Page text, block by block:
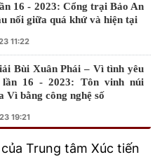
16 - 2023: Cổng trại Bảo An
nối giữa quá khứ và hiện tại
11:22
Bùi Xuân Phái – Vì tình yêu
16 - 2023: Tôn vinh núi
Vì bằng công nghệ số
19:21
Trung tâm Xúc tiến